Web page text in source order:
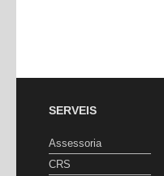
SERVEIS
Assessoria
CRS